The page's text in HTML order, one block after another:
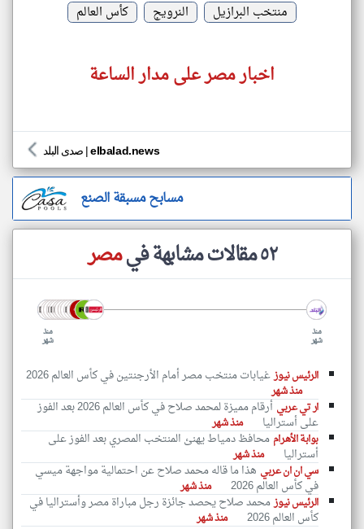
منتخب البرازيل
النرويج كأس العالم
اخبار مصر على مدار الساعة
صدى البلد |elbalad.news
مسابح مسبقة الصنع
٥٢ مقالات مشابهة في مصر
منذ
شهر
منذ
شهر
الرئيس نيوزغيابات منتخب مصر أمام الأرجنتين في كأس العالم 2026
منذ شهر
ار تي عربي
أرقام مميزة لمحمد صلاح في كأس العالم 2026 بعد الفوز
على أستراليا
منذ شهر
بوابة الأهرام محافظ دمياط يهنئ المنتخب المصري بعد الفوز على
أستراليا
منذ شهر
سي ان ان عربي هذا ما قاله محمد صلاح عن احتمالية مواجهة ميسي
في كأس العالم 2026
منذ شهر
الرئيس نيوزمحمد صلاح يحصد جائزة رجل مباراة مصر وأستراليا في
كأس العالم 2026 منذ شهر